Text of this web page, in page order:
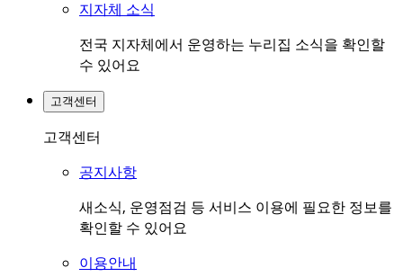
지자체 소식
전국 지자체에서 운영하는 누리집 소식을 확인할
수 있어요
고객센터
고객센터
공지사항
새소식, 운영점검 등 서비스 이용에 필요한 정보를
확인할 수 있어요
이용안내